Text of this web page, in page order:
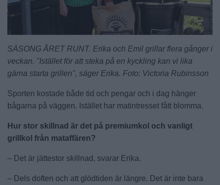
SÄSONG ÅRET RUNT. Erika och Emil grillar flera gånger i
veckan. "Istället för att steka på en kyckling kan vi lika
gärna starta grillen", säger Erika. Foto: Victoria Rubinsson
Sporten kostade både tid och pengar och i dag hänger
bågarna på väggen. Istället har matintresset fått blomma.
Hur stor skillnad är det på premiumkol och vanligt
grillkol från mataffären?
– Det är jättestor skillnad, svarar Erika.
– Dels doften och att glödtiden är längre. Det är inte bara